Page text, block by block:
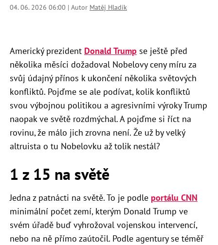
04. 06. 2026 06:00 | Autor Matěj Hladík
Americký prezident Donald Trump se ještě před
několika měsíci dožadoval Nobelovy ceny míru za
svůj údajný přínos k ukončení několika světových
konfliktů. Pojďme se ale podívat, kolik konfliktů
svou výbojnou politikou a agresivními výroky Trump
naopak ve světě rozdmýchal. A pojďme si říct na
rovinu, že málo jich zrovna není. Že už by velký
altruista o tu Nobelovku až tolik nestál?
1 z 15 na světě
Jedna z patnácti na světě. To je podle portálu CNN
minimální počet zemí, kterým Donald Trump ve
svém úřadě buď vyhrožoval vojenskou intervencí,
nebo na ně přímo zaútočil. Podle agentury se téměř